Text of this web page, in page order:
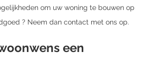
om uw woning te bouwen op
? Neem dan contact met ons op.
een